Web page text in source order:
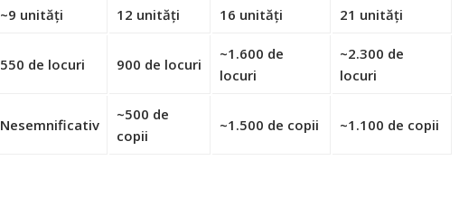
~9 unități 12 unități 16 unități 21 unități
550 de locuri 900 de locuri
~1.600 de
locuri
~2.300 de
locuri
Nesemnificativ
~500 de
copii
~1.500 de copii ~1.100 de copii